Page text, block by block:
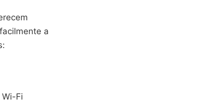
a
Fi